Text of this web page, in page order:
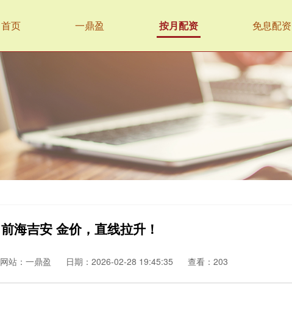
首页 一鼎盈 按月配资 免息配资
前海吉安 金价，直线拉升！
网站：一鼎盈 日期：2026-02-28 19:45:35 查看：203